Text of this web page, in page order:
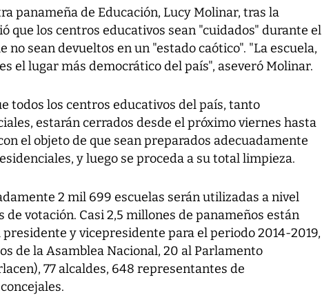
panameña de Educación, Lucy Molinar, tras la
que los centros educativos sean "cuidados" durante el
no sean devueltos en un "estado caótico". "La escuela,
el lugar más democrático del país", aseveró Molinar.
todos los centros educativos del país, tanto
estarán cerrados desde el próximo viernes hasta
el objeto de que sean preparados adecuadamente
y luego se proceda a su total limpieza.
2 mil 699 escuelas serán utilizadas a nivel
de votación. Casi 2,5 millones de panameños están
presidente y vicepresidente para el periodo 2014-2019,
de la Asamblea Nacional, 20 al Parlamento
77 alcaldes, 648 representantes de